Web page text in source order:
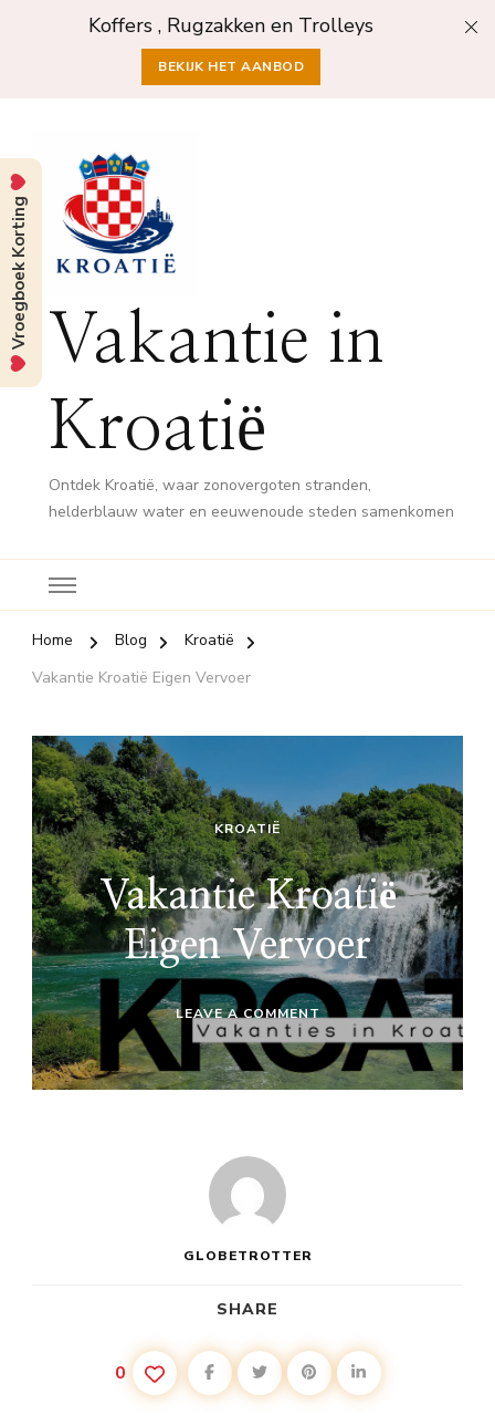
Koffers , Rugzakken en Trolleys
BEKIJK HET AANBOD
Vakantie in
Kroatië
Ontdek Kroatië, waar zonovergoten stranden,
helderblauw water en eeuwenoude steden samenkomen
Home Blog
Kroatië
Vakantie Kroatië Eigen Vervoer
KROATIË
Vakantie Kroatië
Eigen Vervoer
LEAVE A COMMENTON
VAKANTIE
KROATIË
EIGEN
VERVOER
GLOBETROTTER
SHARE
0
Vroegboek Korting